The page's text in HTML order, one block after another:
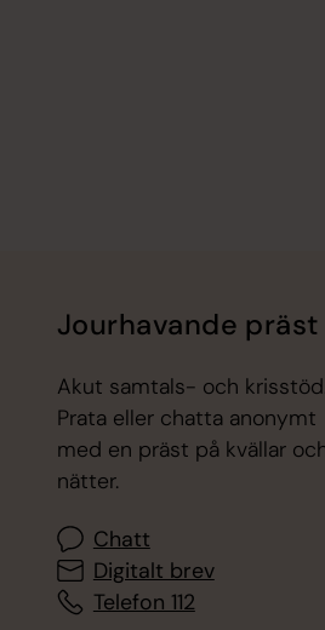
Jourhavande präst
Akut samtals- och
Prata eller chatta anonymt
med en präst på kvällar
nätter.
Chatt
Digitalt brev
Telefon 112